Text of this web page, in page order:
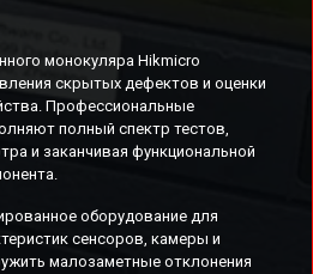
монокуляра Hikmicro
скрытых дефектов и оценки
Профессиональные
полный спектр тестов,
и заканчивая функциональной
оборудование для
сенсоров, камеры и
малозаметные отклонения